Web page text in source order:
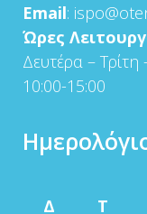
Email:
Ώρες
Δευτέρα –
10:00-15:00
Δ
Τ